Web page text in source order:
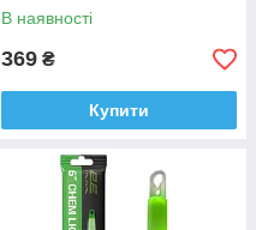
В наявності
369 ₴
Купити